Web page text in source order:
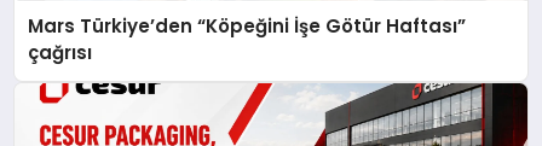
Mars Türkiye’den “Köpeğini İşe Götür Haftası”
çağrısı